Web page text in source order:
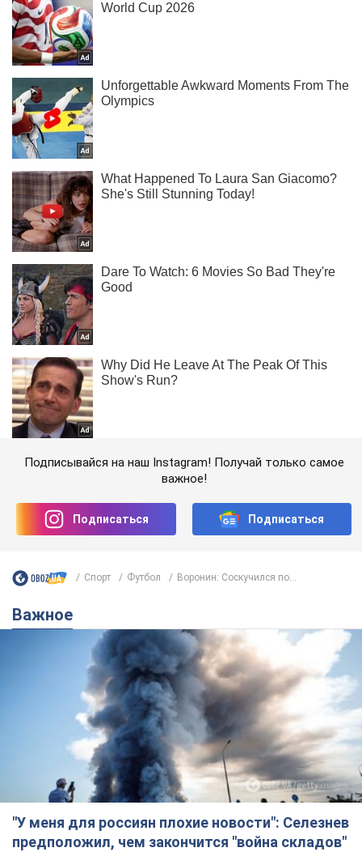
Подписывайся на наш Instagram! Получай только самое
важное!
Подписаться Подписаться
Спорт Футбол Воронин: Соскучился по...
Важное
"У меня для россиян плохие новости": Селезнев
предположил, чем закончится "война складов"